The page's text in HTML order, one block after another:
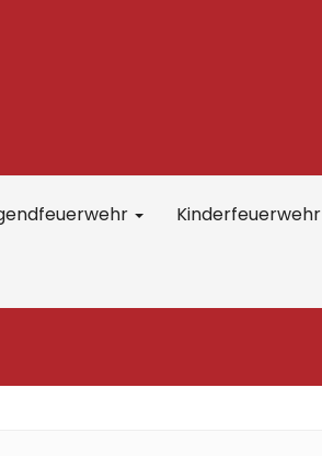
Kinderfeuerwehr